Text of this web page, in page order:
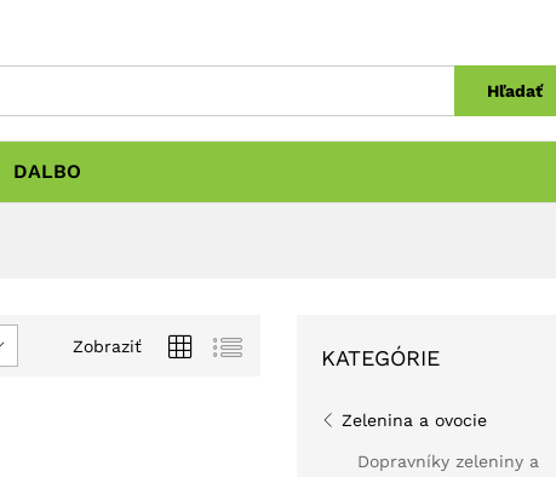
Hľadať
DALBO
Zobraziť KATEGÓRIE
Zelenina a ovocie
Dopravníky zeleniny a